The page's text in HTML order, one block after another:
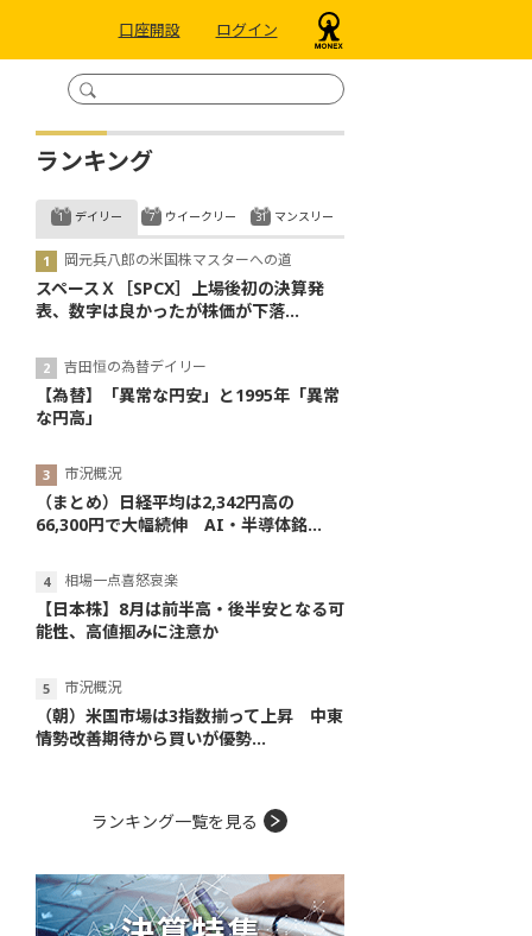
口座開設 ログイン
ランキング
デイリー
岡元兵八郎の米国株マスターへの道
スペースＸ［SPCX］上場後初の決算発
表、数字は良かったが株価が下落...
吉田恒の為替デイリー
【為替】「異常な円安」と1995年「異常
な円高」
市況概況
（まとめ）日経平均は2,342円高の
66,300円で大幅続伸 AI・半導体銘...
相場一点喜怒哀楽
【日本株】8月は前半高・後半安となる可
能性、高値掴みに注意か
市況概況
（朝）米国市場は3指数揃って上昇 中東
情勢改善期待から買いが優勢...
ウイークリー マンスリー
ランキング一覧を見る